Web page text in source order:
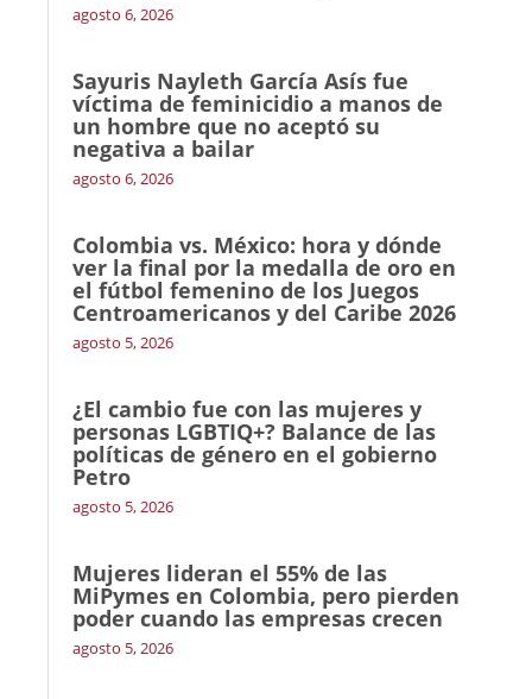
agosto 6, 2026
Sayuris Nayleth García Asís fue
víctima de feminicidio a manos de
un hombre que no aceptó su
negativa a bailar
agosto 6, 2026
Colombia vs. México: hora y dónde
ver la final por la medalla de oro en
el fútbol femenino de los Juegos
Centroamericanos y del Caribe 2026
agosto 5, 2026
¿El cambio fue con las mujeres y
personas LGBTIQ+? Balance de las
políticas de género en el gobierno
Petro
agosto 5, 2026
Mujeres lideran el 55% de las
MiPymes en Colombia, pero pierden
poder cuando las empresas crecen
agosto 5, 2026